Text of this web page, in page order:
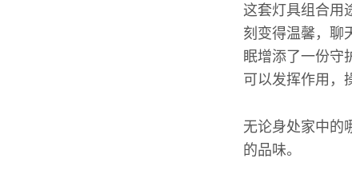
这套灯具组合用
刻变得温馨，聊
眠增添了一份守
可以发挥作用，
无论身处家中的
的品味。